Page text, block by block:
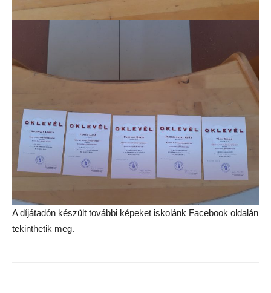
A díjátadón készült további képeket iskolánk Facebook oldalán
tekinthetik meg.